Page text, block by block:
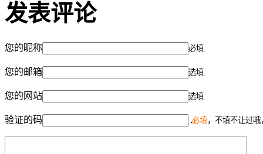
发表评论
您的昵称 必填
您的邮箱 选填
您的网站 选填
验证的码 必填，不填不让过